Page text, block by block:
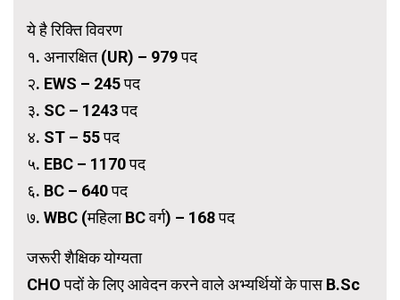
ये है रिक्ति विवरण
१. अनारक्षित (UR) – 979 पद
२. EWS – 245 पद
३. SC – 1243 पद
४. ST – 55 पद
५. EBC – 1170 पद
६. BC – 640 पद
७. WBC (महिला BC वर्ग) – 168 पद
जरूरी शैक्षिक योग्यता
CHO पदों के लिए आवेदन करने वाले अभ्यर्थियों के पास B.Sc